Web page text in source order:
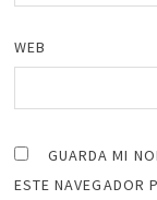
WEB
GUARDA MI
ESTE NAVEGADOR